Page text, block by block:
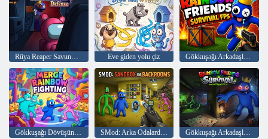
Rüya Reaper Savunması Eve giden yolu çiz Gökkuşağı Arkadaşları Hayatta Kalma FPS
Gökkuşağı Dövüşünü Birleştir SMod: Arka Odalardaki Sandbox Gökkuşağı Arkadaşları Hayatta Kalma